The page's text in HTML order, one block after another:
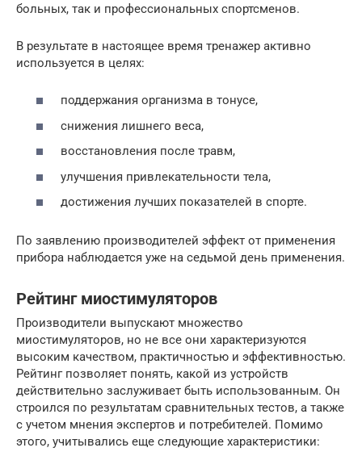
больных, так и профессиональных спортсменов.
В результате в настоящее время тренажер активно
используется в целях:
поддержания организма в тонусе,
снижения лишнего веса,
восстановления после травм,
улучшения привлекательности тела,
достижения лучших показателей в спорте.
По заявлению производителей эффект от применения
прибора наблюдается уже на седьмой день применения.
Рейтинг миостимуляторов
Производители выпускают множество
миостимуляторов, но не все они характеризуются
высоким качеством, практичностью и эффективностью.
Рейтинг позволяет понять, какой из устройств
действительно заслуживает быть использованным. Он
строился по результатам сравнительных тестов, а также
с учетом мнения экспертов и потребителей. Помимо
этого, учитывались еще следующие характеристики: